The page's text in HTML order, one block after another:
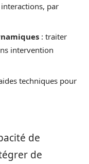
par
: traiter
intervention
techniques pour
de
de